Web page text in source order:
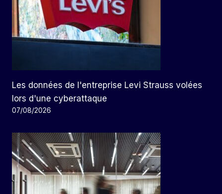
Les données de l'entreprise Levi Strauss volées
lors d'une cyberattaque
07/08/2026